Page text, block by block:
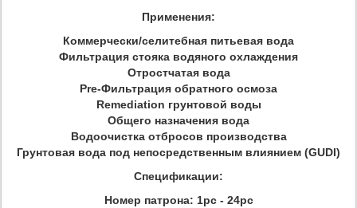
Применения:
Коммерчески/селитебная питьевая вода
Фильтрация стояка водяного охлаждения
Отростчатая вода
Pre-Фильтрация обратного осмоза
Remediation грунтовой воды
Общего назначения вода
Водоочистка отбросов производства
Грунтовая вода под непосредственным влиянием (GUDI)
Спецификации:
Номер патрона: 1pc - 24pc